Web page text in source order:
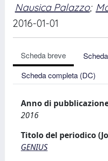
Nausica Palazzo;
2016-01-01
Scheda breve
Scheda completa (DC)
Anno di
2016
Titolo del periodico
GENIUS